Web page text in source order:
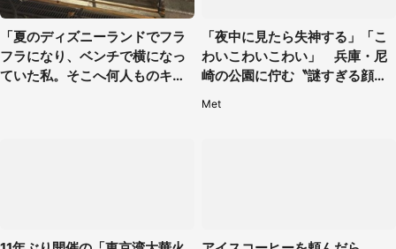
「夏のディズニーランドでフラ
フラになり、ベンチで横になっ
ていた私。そこへ何人ものキャ
「夜中に見たら失神する」「こ
わいこわいこわい」 兵庫・尼
崎の公園に佇む〝謎すぎる顔〟
Met